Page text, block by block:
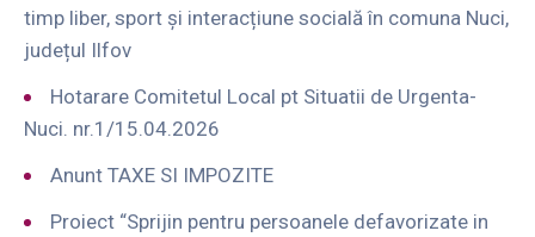
timp liber, sport și interacțiune socială în comuna Nuci,
județul Ilfov
Hotarare Comitetul Local pt Situatii de Urgenta-
Nuci. nr.1/15.04.2026
Anunt TAXE SI IMPOZITE
Proiect “Sprijin pentru persoanele defavorizate in